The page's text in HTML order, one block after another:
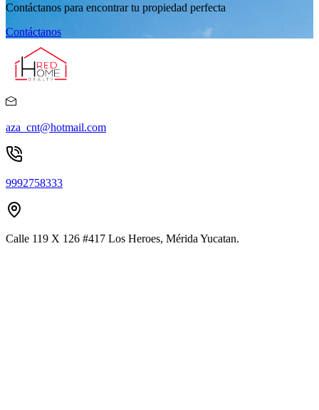
Contáctanos para encontrar tu propiedad perfecta
Contáctanos
aza_cnt@hotmail.com
9992758333
Calle 119 X 126 #417 Los Heroes, Mérida Yucatan.